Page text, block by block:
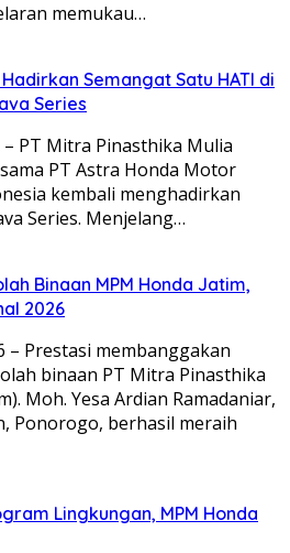
memukau…
Semangat Satu HATI di
Series
PT Mitra Pinasthika Mulia
PT Astra Honda Motor
kembali menghadirkan
Series. Menjelang…
Binaan MPM Honda Jatim,
2026
– Prestasi membanggakan
binaan PT Mitra Pinasthika
Moh. Yesa Ardian Ramadaniar,
Ponorogo, berhasil meraih
Lingkungan, MPM Honda